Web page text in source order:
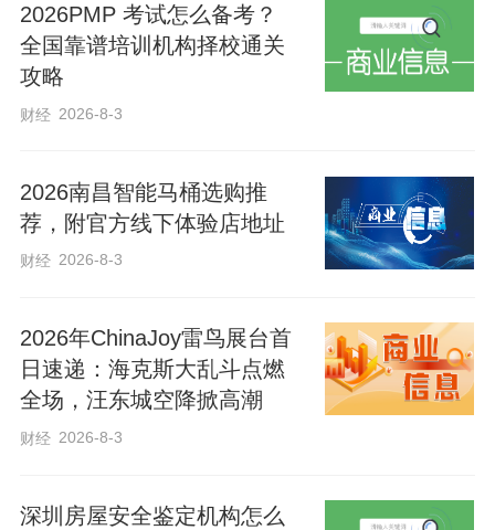
态美景、损害城市形象，还会产生安全隐
患、扰乱公共秩序，甚至违反城市市容管
理相关规定。
文明游玩，贵在自觉，重在坚持。优美的
河畔风光需要人人守护，良好的游览秩序
需要共同维护。在此，郑重呼吁广大市民
游公约，摒弃不文明出游行为，自觉保护
生态环境，共同践行文明新风，以文明之
举守护秀美河畔，让滏阳河畔夜景更美、
文明新风更浓。
2026PMP 考试怎么备考？
全国靠谱培训机构择校通关
攻略
财经 2026-8-3
2026南昌智能马桶选购推
荐，附官方线下体验店地址
财经 2026-8-3
2026年ChinaJoy雷鸟展台首
日速递：海克斯大乱斗点燃
全场，汪东城空降掀高潮
财经 2026-8-3
深圳房屋安全鉴定机构怎么